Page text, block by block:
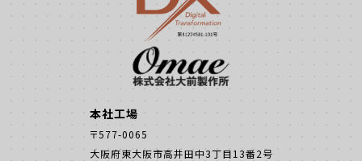
本社工場
〒577-0065
大阪府東大阪市高井田中3丁目13番2号